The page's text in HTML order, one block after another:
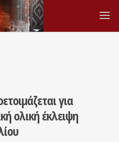
για
ολική έκλειψη